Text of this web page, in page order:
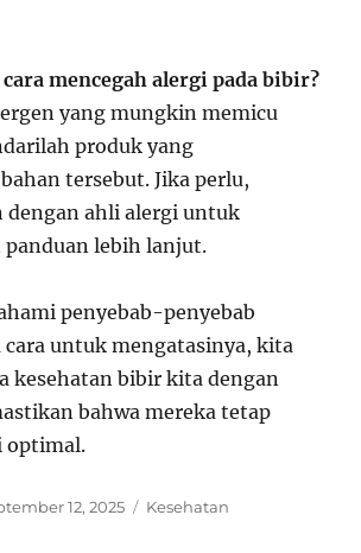
mencegah alergi pada bibir?
yang mungkin memicu
produk yang
tersebut. Jika perlu,
dengan ahli alergi untuk
panduan lebih lanjut.
penyebab-penyebab
cara untuk mengatasinya, kita
kesehatan bibir kita dengan
bahwa mereka tetap
optimal.
12, 2025 Categories
Kesehatan